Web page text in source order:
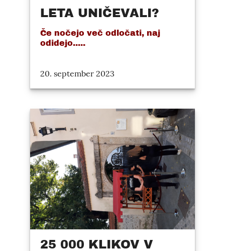
LETA UNIČEVALI?
Če nočejo več odločati, naj
odidejo.....
20. september 2023
25 000 KLIKOV V